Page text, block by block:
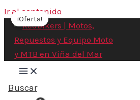
Ir al contenido
Buscar
¡Oferta!
¡Oferta!